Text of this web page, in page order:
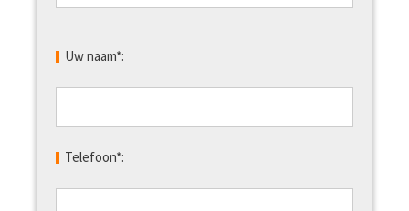
Uw naam*:
Telefoon*: